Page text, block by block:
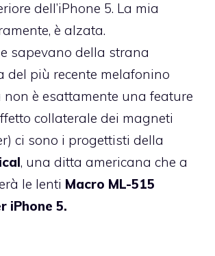
dell’iPhone 5. La mia
è alzata.
sapevano della strana
del più recente melafonino
non è esattamente una feature
collaterale dei magneti
ci sono i progettisti della
, una ditta americana che a
le lenti Macro ML-515
iPhone 5.